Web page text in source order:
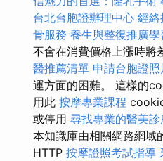
台北台胞證辦理中心 經絡
骨服務 養生與整復推廣
不會在消費價格上漲時將
醫推薦清單 申請台胞證照
運方面的困難。 這樣的
用此 按摩專業課程
或停用 尋找專業的醫美
本知識庫由相關網路網域
HTTP 按摩證照考試指導